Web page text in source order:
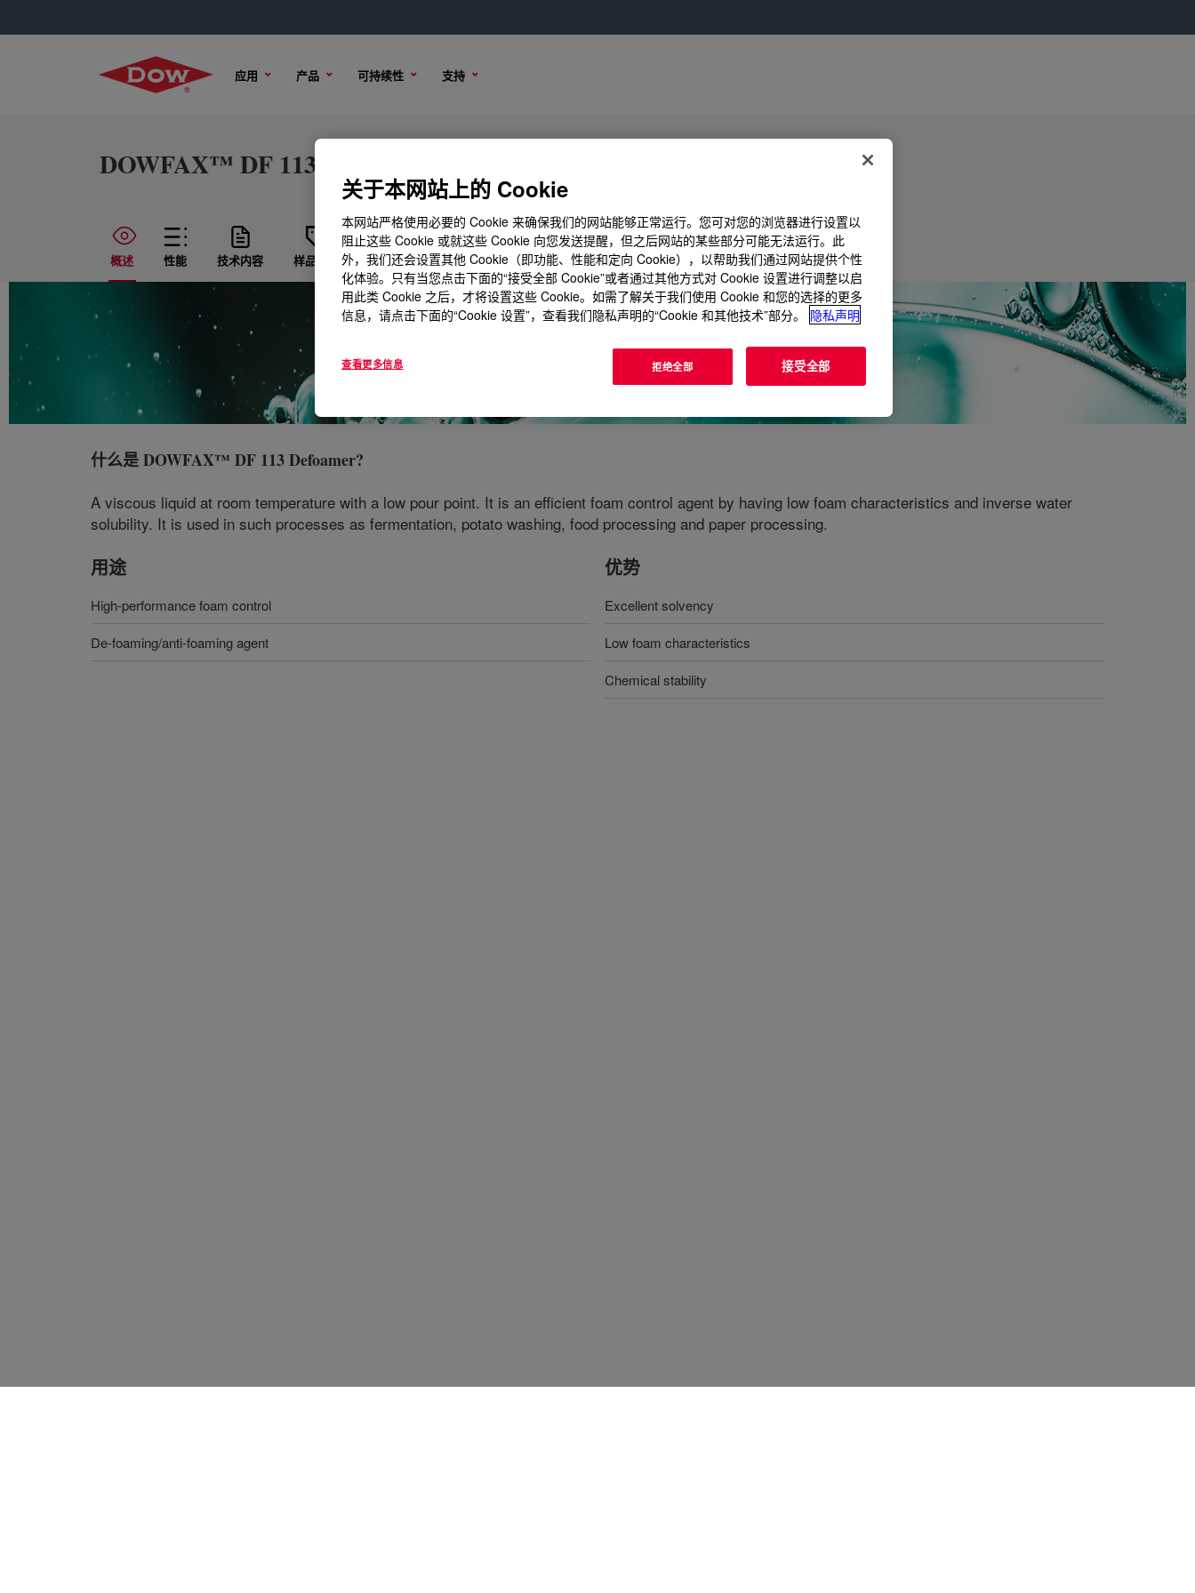
应用 产品 可持续性 支持
DOWFAX™ DF 113 Defoamer
概述 性能 技术内容 样品选项 购买选项
什么是DOWFAX™ DF 113 Defoamer?
A viscous liquid at room temperature with a low pour point. It is an efficient foam control agent by having low foam characteristics and inverse water
solubility. It is used in such processes as fermentation, potato washing, food processing and paper processing.
用途
High-performance foam control
De-foaming/anti-foaming agent
优势
Excellent solvency
Low foam characteristics
Chemical stability
关于本网站上的 Cookie
本网站严格使用必要的 Cookie 来确保我们的网站能够正常运行。您可对您的浏览器进行设置以
阻止这些 Cookie 或就这些 Cookie 向您发送提醒，但之后网站的某些部分可能无法运行。此
外，我们还会设置其他 Cookie（即功能、性能和定向 Cookie），以帮助我们通过网站提供个性
化体验。只有当您点击下面的“接受全部 Cookie”或者通过其他方式对 Cookie 设置进行调整以启
用此类 Cookie 之后，才将设置这些 Cookie。如需了解关于我们使用 Cookie 和您的选择的更多
信息，请点击下面的“Cookie 设置”，查看我们隐私声明的“Cookie 和其他技术”部分。
隐私声明
查看更多信息 拒绝全部 接受全部